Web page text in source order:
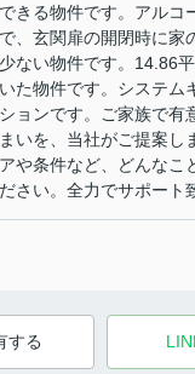
できる物件です。アルコ
で、玄関扉の開閉時に家
少ない物件です。14.86
いた物件です。システム
ションです。ご家族で有
まいを、当社がご提案し
アや条件など、どんなこ
ださい。全力でサポート
する